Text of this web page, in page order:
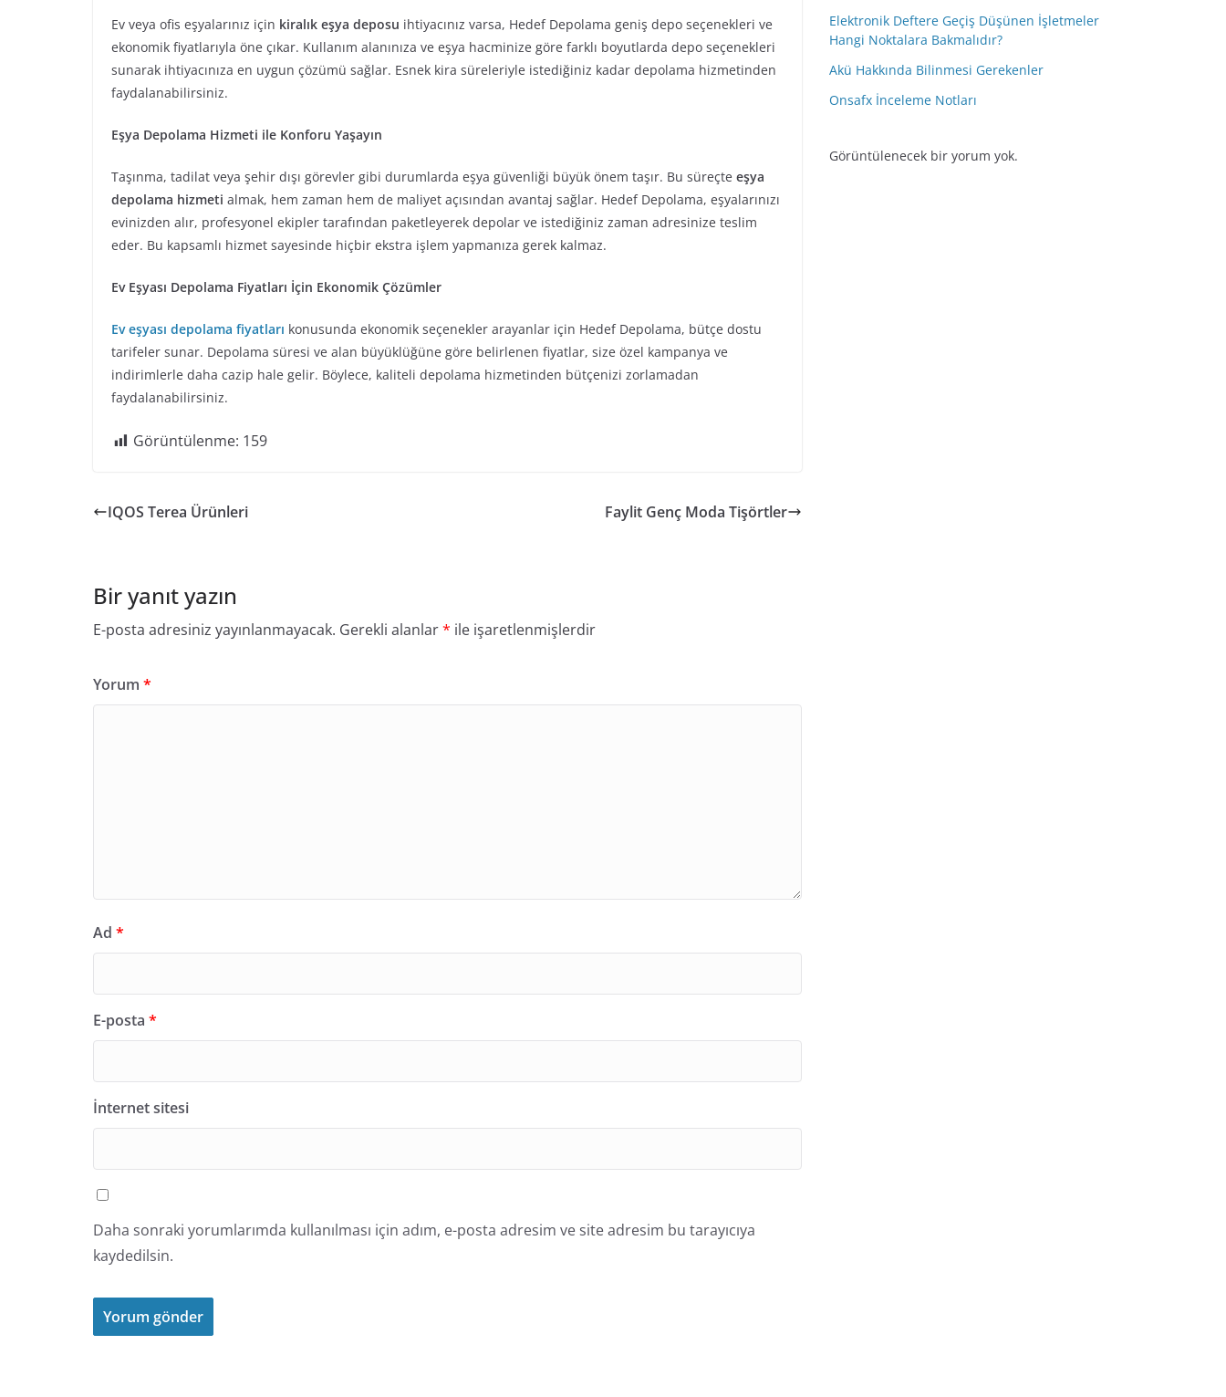
Ev veya ofis eşyalarınız için kiralık eşya deposu ihtiyacınız varsa, Hedef Depolama geniş depo seçenekleri ve
ekonomik fiyatlarıyla öne çıkar. Kullanım alanınıza ve eşya hacminize göre farklı boyutlarda depo seçenekleri
sunarak ihtiyacınıza en uygun çözümü sağlar. Esnek kira süreleriyle istediğiniz kadar depolama hizmetinden
faydalanabilirsiniz.
Eşya Depolama Hizmeti ile Konforu Yaşayın
Taşınma, tadilat veya şehir dışı görevler gibi durumlarda eşya güvenliği büyük önem taşır. Bu süreçte eşya
depolama hizmeti almak, hem zaman hem de maliyet açısından avantaj sağlar. Hedef Depolama, eşyalarınızı
evinizden alır, profesyonel ekipler tarafından paketleyerek depolar ve istediğiniz zaman adresinize teslim
eder. Bu kapsamlı hizmet sayesinde hiçbir ekstra işlem yapmanıza gerek kalmaz.
Ev Eşyası Depolama Fiyatları İçin Ekonomik Çözümler
Ev eşyası depolama fiyatları konusunda ekonomik seçenekler arayanlar için Hedef Depolama, bütçe dostu
tarifeler sunar. Depolama süresi ve alan büyüklüğüne göre belirlenen fiyatlar, size özel kampanya ve
indirimlerle daha cazip hale gelir. Böylece, kaliteli depolama hizmetinden bütçenizi zorlamadan
faydalanabilirsiniz.
Görüntülenme: 159
IQOS Terea Ürünleri Faylit Genç Moda Tişörtler
Bir yanıt yazın
E-posta adresiniz yayınlanmayacak. Gerekli alanlar* ile işaretlenmişlerdir
Yorum *
Ad *
E-posta *
İnternet sitesi
Daha sonraki yorumlarımda kullanılması için adım, e-posta adresim ve site adresim bu tarayıcıya
kaydedilsin.
Elektronik Deftere Geçiş Düşünen İşletmeler
Hangi Noktalara Bakmalıdır?
Akü Hakkında Bilinmesi Gerekenler
Onsafx İnceleme Notları
Görüntülenecek bir yorum yok.